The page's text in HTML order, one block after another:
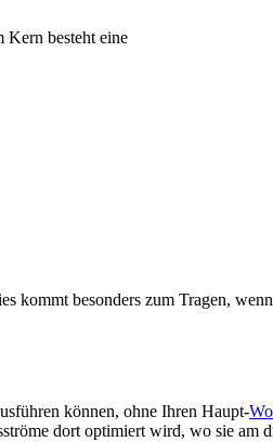
Kern besteht eine
kommt besonders zum Tragen,
können, ohne Ihren Haupt-
dort optimiert wird, wo sie am